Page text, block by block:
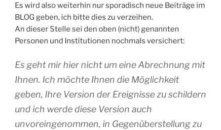
Es wird also weiterhin nur sporadisch neue Beiträge im
BLOG geben, ich bitte dies zu verzeihen.
An dieser Stelle sei den oben (nicht) genannten
Personen und Institutionen nochmals versichert:
Es geht mir hier nicht um eine Abrechnung mit
Ihnen. Ich möchte Ihnen die Möglichkeit
geben, Ihre Version der Ereignisse zu schildern
und ich werde diese Version auch
unvoreingenommen, in Gegenüberstellung zu